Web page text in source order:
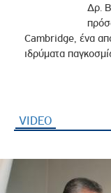
Δρ.
Cambridge, ένα
ιδρύματα
VIDEO